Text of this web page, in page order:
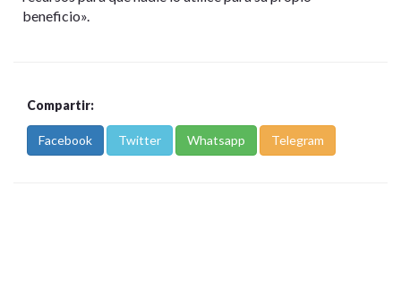
beneficio».
Compartir:
Facebook Twitter Whatsapp Telegram